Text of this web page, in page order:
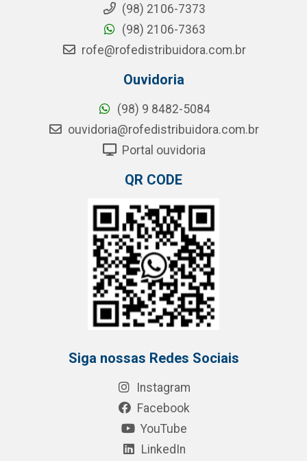
(98) 2106-7373
(98) 2106-7363
rofe@rofedistribuidora.com.br
Ouvidoria
(98) 9 8482-5084
ouvidoria@rofedistribuidora.com.br
Portal ouvidoria
QR CODE
Siga nossas Redes Sociais
Instagram
Facebook
YouTube
LinkedIn